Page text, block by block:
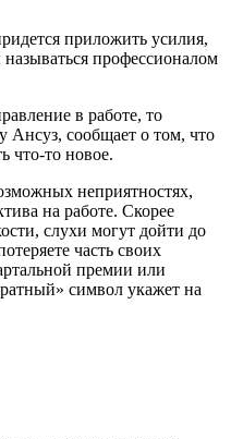
приложить усилия,
профессионалом
в работе, то
Ансуз, сообщает о том, что
что-то новое.
неприятностях,
на работе. Скорее
слухи могут дойти до
часть своих
премии или
символ укажет на